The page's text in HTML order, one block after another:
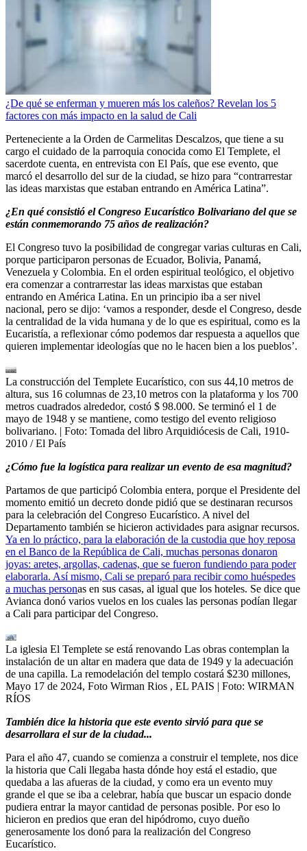
¿De qué se enferman y mueren más los caleños? Revelan los 5
factores con más impacto en la salud de Cali
Perteneciente a la Orden de Carmelitas Descalzos, que tiene a su
cargo el cuidado de la parroquia conocida como El Templete, el
sacerdote cuenta, en entrevista con El País, que ese evento, que
marcó el desarrollo del sur de la ciudad, se hizo para “contrarrestar
las ideas marxistas que estaban entrando en América Latina”.
¿En qué consistió el Congreso Eucarístico Bolivariano del que se
están conmemorando 75 años de realización?
El Congreso tuvo la posibilidad de congregar varias culturas en Cali,
porque participaron personas de Ecuador, Bolivia, Panamá,
Venezuela y Colombia. En el orden espiritual teológico, el objetivo
era comenzar a contrarrestar las ideas marxistas que estaban
entrando en América Latina. En un principio iba a ser nivel
nacional, pero se dijo: ‘vamos a responder, desde el Congreso, desde
la centralidad de la vida humana y de lo que es espiritual, como es la
Eucaristía, a reflexionar cómo podemos dar respuesta a aquellos que
quieren implementar ideologías que no le hacen bien a los pueblos’.
La construcción del Templete Eucarístico, con sus 44,10 metros de
altura, sus 16 columnas de 23,10 metros con la plataforma y los 700
metros cuadrados alrededor, costó $ 98.000. Se terminó el 1 de
mayo de 1948 y se mantiene, como testigo del evento religioso
bolivariano. | Foto: Tomada del libro Arquidiócesis de Cali, 1910-
2010 / El País
¿Cómo fue la logística para realizar un evento de esa magnitud?
Partamos de que participó Colombia entera, porque el Presidente del
momento emitió un decreto donde pidió que se destinaran recursos
para la celebración del Congreso Eucarístico. A nivel del
Departamento también se hicieron actividades para asignar recursos.
Ya en lo práctico, para la elaboración de la custodia que hoy reposa
en el Banco de la República de Cali, muchas personas donaron
joyas: aretes, argollas, cadenas, que se fueron fundiendo para poder
elaborarla. Así mismo, Cali se preparó para recibir como huéspedes
a muchas personas en sus casas, al igual que los hoteles. Se dice que
Avianca donó varios vuelos en los cuales las personas podían llegar
a Cali para participar del Congreso.
La iglesia El Templete se está renovando Las obras contemplan la
instalación de un altar en madera que data de 1949 y la adecuación
de una capilla. La remodelación del templo costará $230 millones,
Mayo 17 de 2024, Foto Wirman Rios , EL PAIS | Foto: WIRMAN
RÍOS
También dice la historia que este evento sirvió para que se
desarrollara el sur de la ciudad...
Para el año 47, cuando se comienza a construir el templete, nos dice
la historia que Cali llegaba hasta dónde hoy está el estadio, que
quedaba a las afueras de la ciudad, y como era un evento muy
grande el que se iba a celebrar, había que buscar un espacio donde
pudiera entrar la mayor cantidad de personas posible. Por eso lo
hicieron en predios que eran del hipódromo, cuyo dueño
generosamente los donó para la realización del Congreso
Eucarístico.